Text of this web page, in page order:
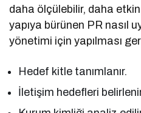
daha ölçülebilir, daha
yapıya bürünen PR nasıl
yönetimi için yapılması
Hedef kitle tanımlanır.
İletişim hedefleri